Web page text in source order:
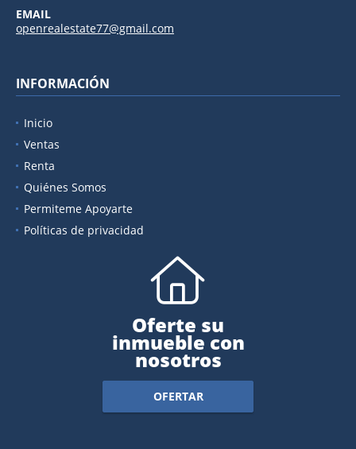
EMAIL
openrealestate77@gmail.com
INFORMACIÓN
Inicio
Ventas
Renta
Quiénes Somos
Permiteme Apoyarte
Políticas de privacidad
Oferte su
inmueble con
nosotros
OFERTAR